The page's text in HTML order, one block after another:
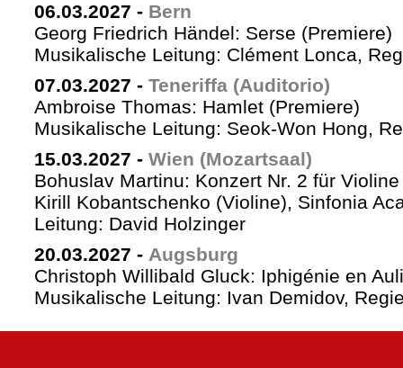
06.03.2027 - Bern
Georg Friedrich Händel: Serse (Premiere)
Musikalische Leitung: Clément Lonca,
07.03.2027 - Teneriffa (Auditorio)
Ambroise Thomas: Hamlet (Premiere)
Musikalische Leitung: Seok-Won Hong,
15.03.2027 - Wien (Mozartsaal)
Bohuslav Martinu: Konzert Nr. 2 für
Kirill Kobantschenko (Violine), Sinfonia
Leitung: David Holzinger
20.03.2027 - Augsburg
Christoph Willibald Gluck: Iphigénie en
Musikalische Leitung: Ivan Demidov,